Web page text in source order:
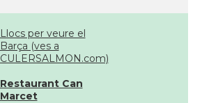
Llocs per veure el
Barça (ves a
CULERSALMON.com)
Restaurant Can
Marcet